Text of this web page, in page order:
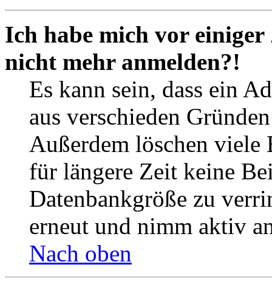
Ich habe mich vor
nicht mehr anmelden?!
Es kann sein, dass ein
aus verschieden
Außerdem löschen viele
für längere Zeit keine
Datenbankgröße zu
erneut und nimm aktiv
Nach oben